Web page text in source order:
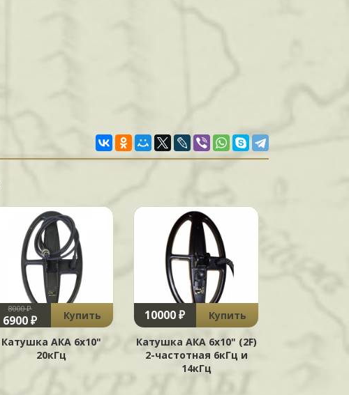
8000 ₽
6900 ₽
Купить
Катушка АКА 6х10"
20кГц
10000 ₽
Купить
Катушка АКА 6х10" (2F)
2-частотная 6кГц и
14кГц